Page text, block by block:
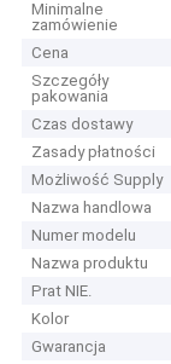
Minimalne
zamówienie
Cena
Szczegóły
pakowania
Czas dostawy
Zasady płatności
Możliwość Supply
Nazwa handlowa
Numer modelu
Nazwa produktu
Prat NIE.
Kolor
Gwarancja